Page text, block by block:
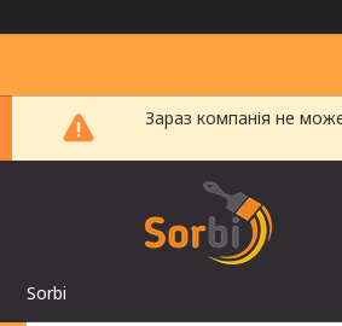
Зараз компанія не
Sorbi